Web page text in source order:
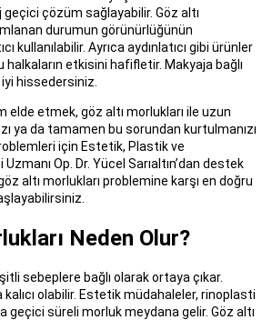
çözüm sağlayabilir. Göz altı
durumun görünürlüğünün
kullanılabilir. Ayrıca aydınlatıcı gibi ürünler
halkaların etkisini hafifletir. Makyaja bağlı
hissedersiniz.
elde etmek, göz altı morlukları ile uzun
ya da tamamen bu sorundan kurtulmanızı
için Estetik, Plastik ve
Op. Dr. Yücel Sarıaltın’dan destek
altı morlukları problemine karşı en doğru
Neden Olur?
sebeplere bağlı olarak ortaya çıkar.
olabilir. Estetik müdahaleler, rinoplasti
geçici süreli morluk meydana gelir. Göz altı